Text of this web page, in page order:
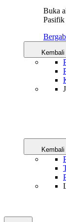
Buka
Pasifik
Kembali
Kembali